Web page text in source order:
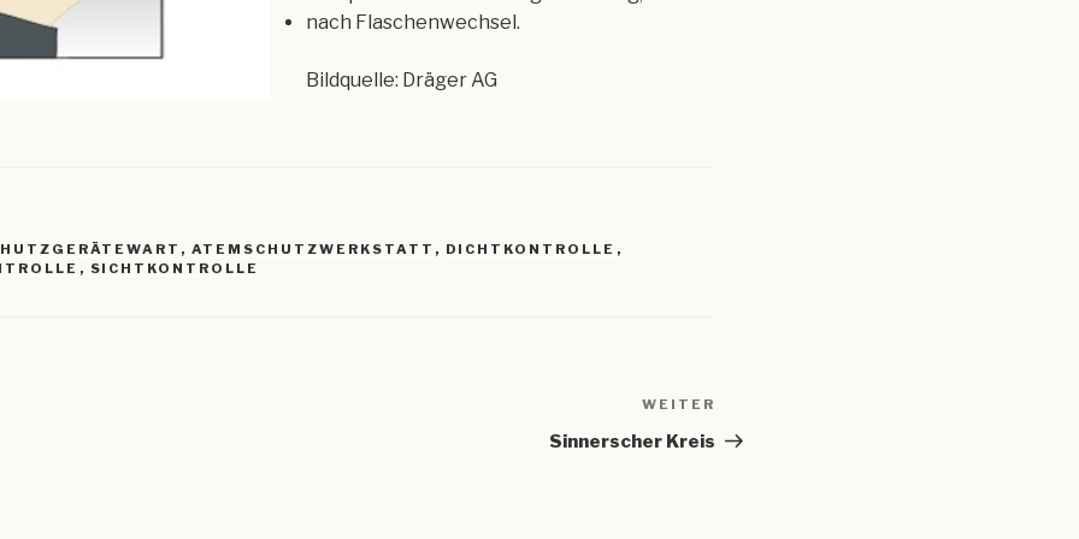
nach Flaschenwechsel.
Bildquelle: Dräger AG
, ATEMSCHUTZWERKSTATT , DICHTKONTROLLE ,
, SICHTKONTROLLE
Beitrag
WEITER
Sinnerscher Kreis